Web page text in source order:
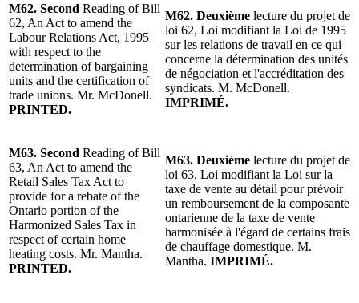
M62. Second Reading of Bill
62, An Act to amend the
Labour Relations Act, 1995
with respect to the
determination of bargaining
units and the certification of
trade unions. Mr. McDonell.
PRINTED.
M62. Deuxième lecture du projet de
loi 62, Loi modifiant la Loi de 1995
sur les relations de travail en ce qui
concerne la détermination des unités
de négociation et l'accréditation des
syndicats. M. McDonell.
IMPRIMÉ.
M63. Second Reading of Bill
63, An Act to amend the
Retail Sales Tax Act to
provide for a rebate of the
Ontario portion of the
Harmonized Sales Tax in
respect of certain home
heating costs. Mr. Mantha.
PRINTED.
M63. Deuxième lecture du projet de
loi 63, Loi modifiant la Loi sur la
taxe de vente au détail pour prévoir
un remboursement de la composante
ontarienne de la taxe de vente
harmonisée à l'égard de certains frais
de chauffage domestique. M.
Mantha. IMPRIMÉ.